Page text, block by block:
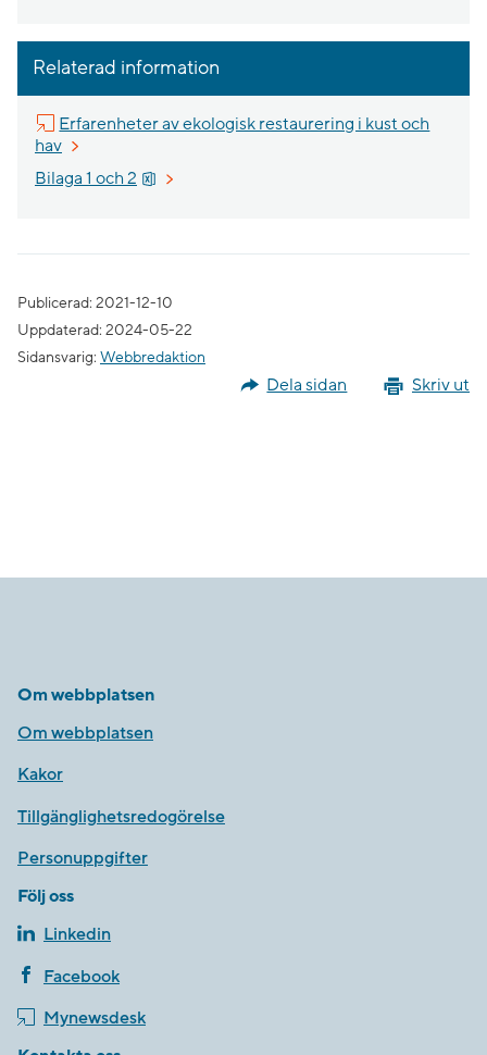
Relaterad information
Erfarenheter av ekologisk restaurering i kust och
havLänk till annan webbplats.
Bilaga 1 och 2
Xlsx, 44.1 kB.
Publicerad: 2021-12-10
Uppdaterad: 2024-05-22
Sidansvarig: Webbredaktion
Skriv ut
Dela sidan
Om webbplatsen
Om webbplatsen
Kakor
Tillgänglighetsredogörelse
Personuppgifter
Följ oss
Linkedin
Facebook
Mynewsdesk